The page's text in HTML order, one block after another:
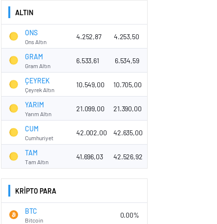
ALTIN
ONS
Ons Altın
4.252,87 4.253,50
GRAM
Gram Altın
6.533,61 6.534,59
ÇEYREK
Çeyrek Altın
10.549,00 10.705,00
YARIM
Yarım Altın
21.099,00 21.390,00
CUM
Cumhuriyet
42.002,00 42.635,00
TAM
Tam Altın
41.696,03 42.526,92
KRİPTO PARA
BTC
Bitcoin
0.00%